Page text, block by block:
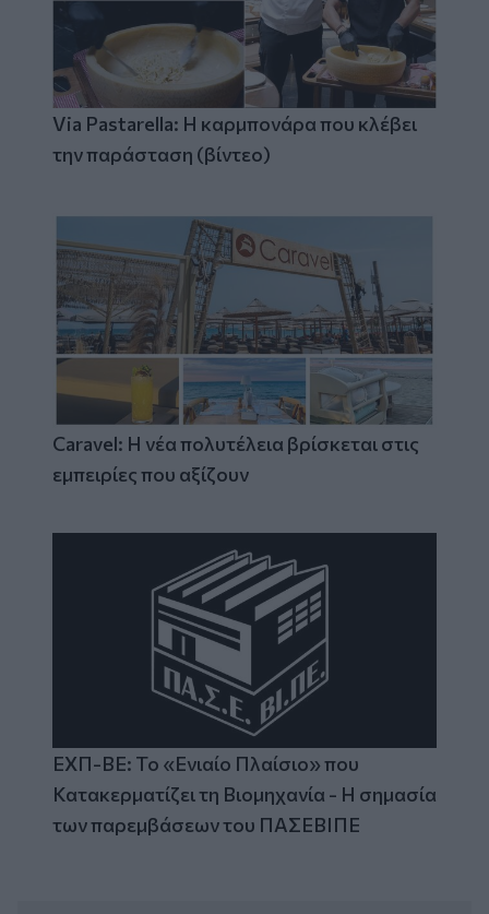
Via Pastarella: Η καρμπονάρα που κλέβει
την παράσταση (βίντεο)
Caravel: Η νέα πολυτέλεια βρίσκεται στις
εμπειρίες που αξίζουν
ΕΧΠ-ΒΕ: Το «Ενιαίο Πλαίσιο» που
Κατακερματίζει τη Βιομηχανία - Η σημασία
των παρεμβάσεων του ΠΑΣΕΒΙΠΕ